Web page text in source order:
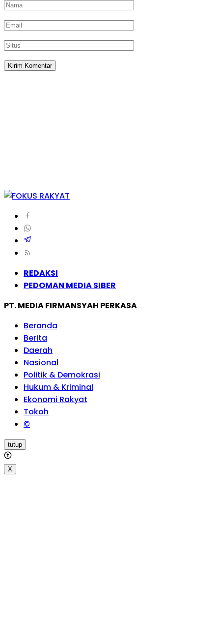
REDAKSI
PEDOMAN MEDIA SIBER
PT. MEDIA FIRMANSYAH PERKASA
Beranda
Berita
Daerah
Nasional
Politik & Demokrasi
Hukum & Kriminal
Ekonomi Rakyat
Tokoh
©
tutup
X